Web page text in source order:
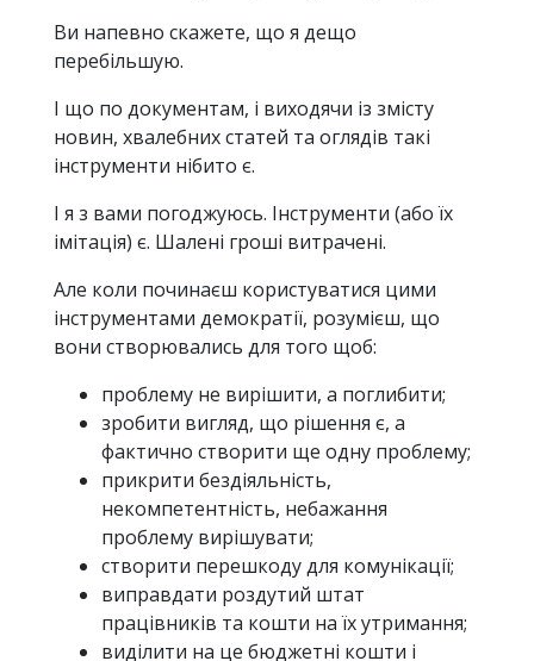
Ви напевно скажете, що я дещо
перебільшую.
І що по документам, і виходячи із змісту
новин, хвалебних статей та оглядів такі
інструменти нібито є.
І я з вами погоджуюсь. Інструменти (або їх
імітація) є. Шалені гроші витрачені.
Але коли починаєш користуватися цими
інструментами демократії, розумієш, що
вони створювались для того щоб:
проблему не вирішити, а поглибити;
зробити вигляд, що рішення є, а
фактично створити ще одну проблему;
прикрити бездіяльність,
некомпетентність, небажання
проблему вирішувати;
створити перешкоду для комунікації;
виправдати роздутий штат
працівників та кошти на їх утримання;
виділити на це бюджетні кошти і